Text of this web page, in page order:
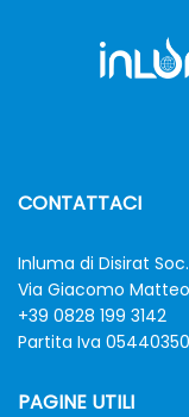
CONTATTACI
Inluma di Disirat
Via Giacomo
+39 0828 199 3142
Partita Iva
PAGINE UTILI